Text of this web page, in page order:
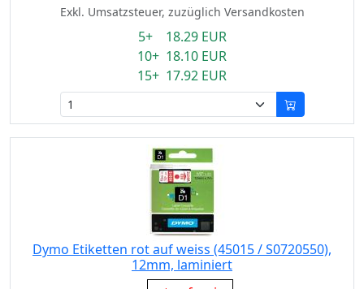
Exkl. Umsatzsteuer, zuzüglich Versandkosten
5+ 18.29 EUR
10+ 18.10 EUR
15+ 17.92 EUR
Dymo Etiketten rot auf weiss (45015 / S0720550),
12mm, laminiert
Eigenschaft: